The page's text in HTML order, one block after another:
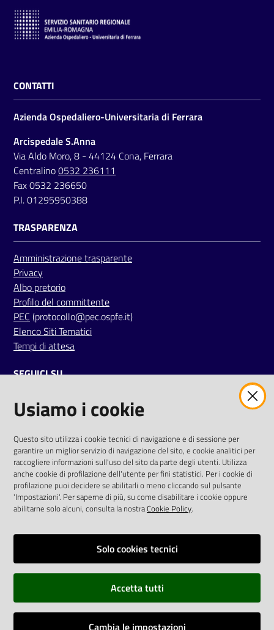
CONTATTI
Azienda Ospedaliero-Universitaria di Ferrara
Arcispedale S.Anna
Via Aldo Moro, 8 - 44124 Cona, Ferrara
Centralino0532 236111
Fax 0532 236650
P.I. 01295950388
TRASPARENZA
Amministrazione trasparente
Privacy
Albo pretorio
Profilo del committente
PEC (protocollo@pec.ospfe.it)
Elenco Siti Tematici
Tempi di attesa
SEGUICI SU
twitterfacebookyoutube
AREA DIPENDENTI
Posta Elettronica Aziendale
Cloud aziendale(manuale di istruzioni)
Portale del Dipendente
Sito intranet
Redazione web
Credits
Usiamo i cookie
Questo sito utilizza i cookie tecnici di navigazione e di sessione per
garantire un miglior servizio di navigazione del sito, e cookie analitici per
raccogliere informazioni sull'uso del sito da parte degli utenti. Utilizza
anche cookie di profilazione dell'utente per fini statistici. Per i cookie di
profilazione puoi decidere se abilitarli o meno cliccando sul pulsante
'Impostazioni'. Per saperne di più, su come disabilitare i cookie oppure
abilitarne solo alcuni, consulta la nostraCookie Policy.
Solo cookies tecnici
Accetta tutti
Cambia le impostazioni